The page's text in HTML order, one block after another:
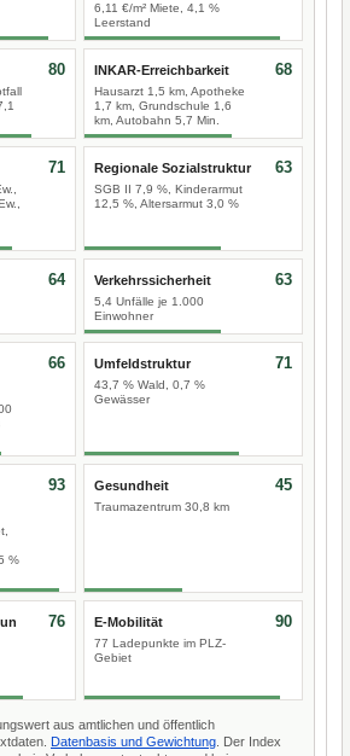
6,11 €/m² Miete, 4,1 %
Leerstand
80 INKAR-Erreichbarkeit
Hausarzt 1,5 km, Apotheke
1,7 km, Grundschule 1,6
km, Autobahn 5,7 Min.
68
71 Regionale Sozialstruktur
SGB II 7,9 %, Kinderarmut
12,5 %, Altersarmut 3,0 %
63
64 Verkehrssicherheit
5,4 Unfälle je 1.000
Einwohner
63
66 Umfeldstruktur
43,7 % Wald, 0,7 %
Gewässer
71
%
93 Gesundheit
Traumazentrum 30,8 km
45
76 E-Mobilität
77 Ladepunkte im PLZ-
Gebiet
90
aus amtlichen und öffentlich
Datenbasis und Gewichtung . Der Index